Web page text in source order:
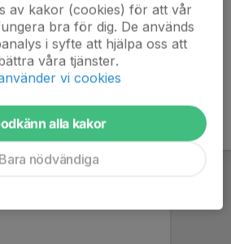
av kakor (cookies) för att vår
bra för dig. De används
i syfte att hjälpa oss att
våra tjänster.
vi cookies
alla kakor
Bara nödvändiga